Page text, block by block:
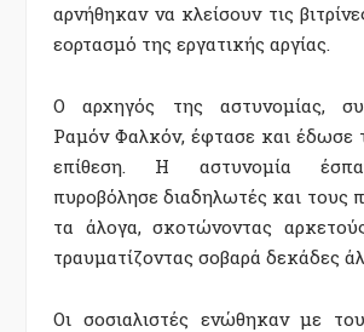
αρνήθηκαν να κλείσουν τις
εορτασμό της εργατικής αργίας.
Ο αρχηγός της αστυνομίας,
Ραμόν Φαλκόν, έφτασε και έδωσε
επίθεση. Η αστυνομία
πυροβόλησε διαδηλωτές και τους
τα άλογα, σκοτώνοντας
τραυματίζοντας σοβαρά δεκάδες
Οι σοσιαλιστές ενώθηκαν με